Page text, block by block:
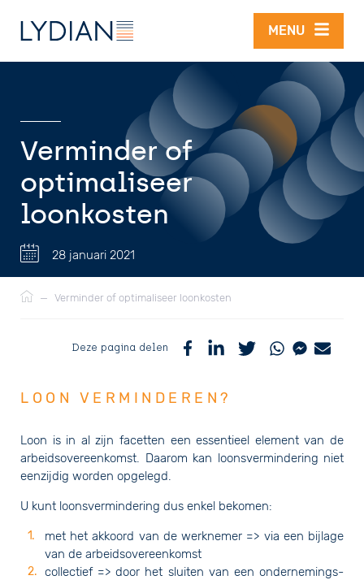
Overslaan en naar de inhoud gaan
MENU
Kruimelpad
— Verminder of optimaliseer loonkosten
Verminder of
optimaliseer
loonkosten
28 januari 2021
Deze pagina delen
LOON VERMINDEREN?
Loon is in al zijn facetten een essentieel element van de
arbeidsovereenkomst. Daarom kan loonsvermindering niet
eenzijdig worden opgelegd.
U kunt loonsvermindering dus enkel bekomen:
met het akkoord van de werknemer => via een bijlage
van de arbeidsovereenkomst
collectief => door het sluiten van een ondernemings-